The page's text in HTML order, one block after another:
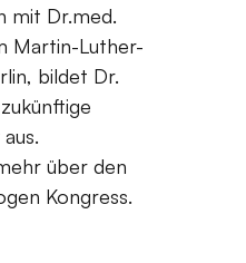
mit Dr.med.
Martin-Luther-
bildet Dr.
über den
Kongress.